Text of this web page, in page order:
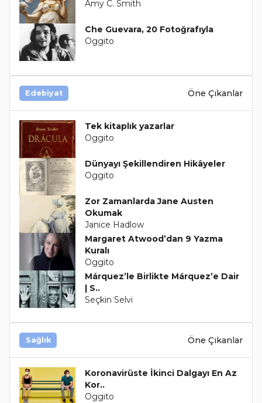
Amy C. Smith
Che Guevara, 20 Fotoğrafıyla
Oggito
Edebiyat Öne Çıkanlar
Tek kitaplık yazarlar
Oggito
Dünyayı Şekillendiren Hikâyeler
Oggito
Zor Zamanlarda Jane Austen
Okumak
Janice Hadlow
Margaret Atwood’dan 9 Yazma
Kuralı
Oggito
Márquez’le Birlikte Márquez’e Dair
| S..
Seçkin Selvi
Sağlık Öne Çıkanlar
Koronavirüste İkinci Dalgayı En Az
Kor..
Oggito